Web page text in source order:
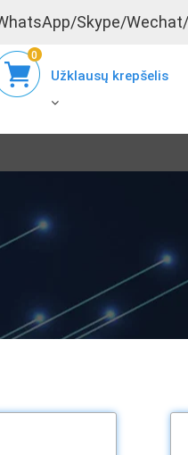
Skype/
Užklausų krepšelis
0